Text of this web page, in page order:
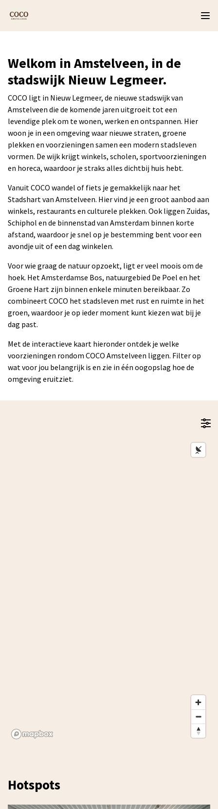
Welkom in Amstelveen, in de
stadswijk Nieuw Legmeer.
COCO ligt in Nieuw Legmeer, de nieuwe stadswijk van
Amstelveen die de komende jaren uitgroeit tot een
levendige plek om te wonen, werken en ontspannen. Hier
woon je in een omgeving waar nieuwe straten, groene
plekken en voorzieningen samen een modern stadsleven
vormen. De wijk krijgt winkels, scholen, sportvoorzieningen
en horeca, waardoor je straks alles dichtbij huis hebt.
Vanuit COCO wandel of fiets je gemakkelijk naar het
Stadshart van Amstelveen. Hier vind je een groot aanbod aan
winkels, restaurants en culturele plekken. Ook liggen Zuidas,
Schiphol en de binnenstad van Amsterdam binnen korte
afstand, waardoor je snel op je bestemming bent voor een
avondje uit of een dag winkelen.
Voor wie graag de natuur opzoekt, ligt er veel moois om de
hoek. Het Amsterdamse Bos, natuurgebied De Poel en het
Groene Hart zijn binnen enkele minuten bereikbaar. Zo
combineert COCO het stadsleven met rust en ruimte in het
groen, waardoor je op ieder moment kunt kiezen wat bij je
dag past.
Met de interactieve kaart hieronder ontdek je welke
voorzieningen rondom COCO Amstelveen liggen. Filter op
wat voor jou belangrijk is en zie in één oogopslag hoe de
omgeving eruitziet.
Hotspots